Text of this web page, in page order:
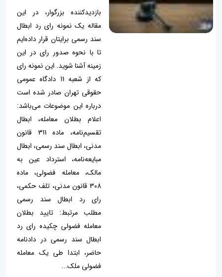
بازدیدکننده بزرگوار، در این
مقاله یک نمونه رای رد ابطال
سند رسمی برایتان قرار داده‌ایم
تا با نحوه صدور رای در این
زمینه آشنا شوید. این نمونه رای
که از شعبه 11 دادگاه عمومی
حقوقی تهران صادر شده است
درباره این موضوعات می‌باشد:
اعلام بطلان معامله، ابطال
تقسیم‌نامه، ماده 311 قانون
مدنی، ابطال سند رسمی، ابطال
مبایعه‌نامه، استرداد عین به
مالک، معامله فضولی، ماده
308 قانون مدنی، تلف حکمی،
رای رد ابطال سند رسمی
مطلب مرتبط: تایید بطلان
معامله فضولی چکیده رای رد
ابطال سند رسمی در دادنامه
حاضر، ابتدا طی یک معامله
فضولی ملک...